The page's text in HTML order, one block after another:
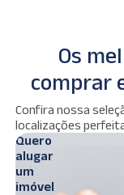
Os
comprar
Confira nossa
localizações
Quero
alugar
um
imóvel